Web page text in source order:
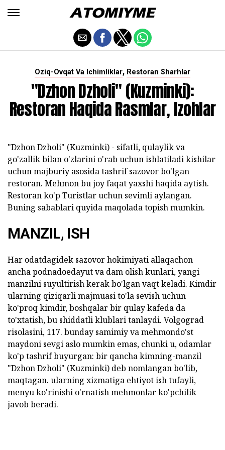
Oziq-Ovqat Va Ichimliklar, Restoran Sharhlar
"Dzhon Dzholi" (Kuzminki):
Restoran Haqida Rasmlar, Izohlar
"Dzhon Dzholi" (Kuzminki) - sifatli, qulaylik va
go'zallik bilan o'zlarini o'rab uchun ishlatiladi kishilar
uchun majburiy asosida tashrif sazovor bo'lgan
restoran. Mehmon bu joy faqat yaxshi haqida aytish.
Restoran ko'p Turistlar uchun sevimli aylangan.
Buning sabablari quyida maqolada topish mumkin.
MANZIL, ISH
Har odatdagidek sazovor hokimiyati allaqachon
ancha podnadoedayut va dam olish kunlari, yangi
manzilni suyultirish kerak bo'lgan vaqt keladi. Kimdir
ularning qiziqarli majmuasi to'la sevish uchun
ko'proq kimdir, boshqalar bir qulay kafeda da
to'xtatish, bu shiddatli klublari tanlaydi. Volgograd
risolasini, 117. bunday samimiy va mehmondo'st
maydoni sevgi aslo mumkin emas, chunki u, odamlar
ko'p tashrif buyurgan: bir qancha kimning-manzil
"Dzhon Dzholi" (Kuzminki) deb nomlangan bo'lib,
maqtagan. ularning xizmatiga ehtiyot ish tufayli,
menyu ko'rinishi o'rnatish mehmonlar ko'pchilik
javob beradi.